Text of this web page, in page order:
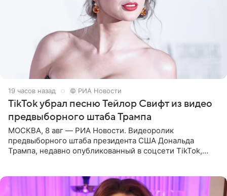
19 часов назад © РИА Новости
TikTok убрал песню Тейлор Свифт из видео
предвыборного штаба Трампа
МОСКВА, 8 авг — РИА Новости. Видеоролик
предвыборного штаба президента США Дональда
Трампа, недавно опубликованный в соцсети TikTok,